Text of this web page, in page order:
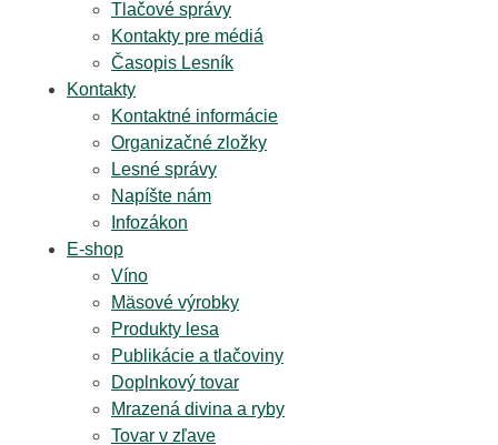
Tlačové správy
Kontakty pre médiá
Časopis Lesník
Kontakty
Kontaktné informácie
Organizačné zložky
Lesné správy
Napíšte nám
Infozákon
E-shop
Víno
Mäsové výrobky
Produkty lesa
Publikácie a tlačoviny
Doplnkový tovar
Mrazená divina a ryby
Tovar v zľave